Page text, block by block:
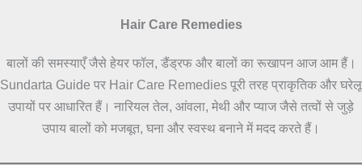
Hair Care Remedies
बालों की समस्याएँ जैसे हेयर फॉल, डैंड्रफ और बालों का रूखापन आज आम हैं।
Sundarta Guide पर Hair Care Remedies पूरी तरह प्राकृतिक और घरेलू
उपायों पर आधारित हैं। नारियल तेल, आंवला, मेथी और प्याज जैसे तत्वों से जुड़े
उपाय बालों को मजबूत, घना और स्वस्थ बनाने में मदद करते हैं।